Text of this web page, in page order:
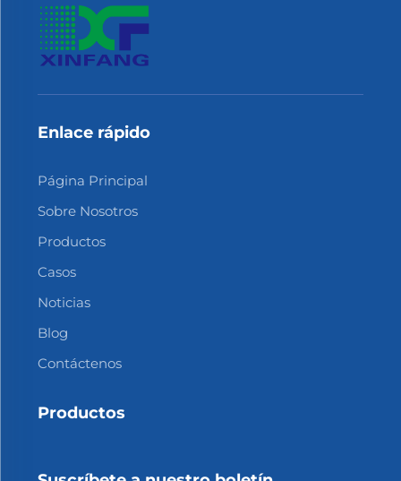
Enlace rápido
Página Principal
Sobre Nosotros
Productos
Casos
Noticias
Blog
Contáctenos
Productos